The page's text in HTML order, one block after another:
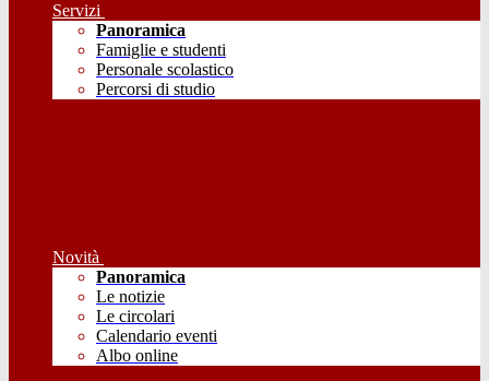
Servizi
Panoramica
Famiglie e studenti
Personale scolastico
Percorsi di studio
Novità
Panoramica
Le notizie
Le circolari
Calendario eventi
Albo online